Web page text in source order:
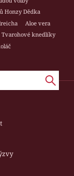
Honzy Dědka
Aloe vera
Tvarohové knedlíky